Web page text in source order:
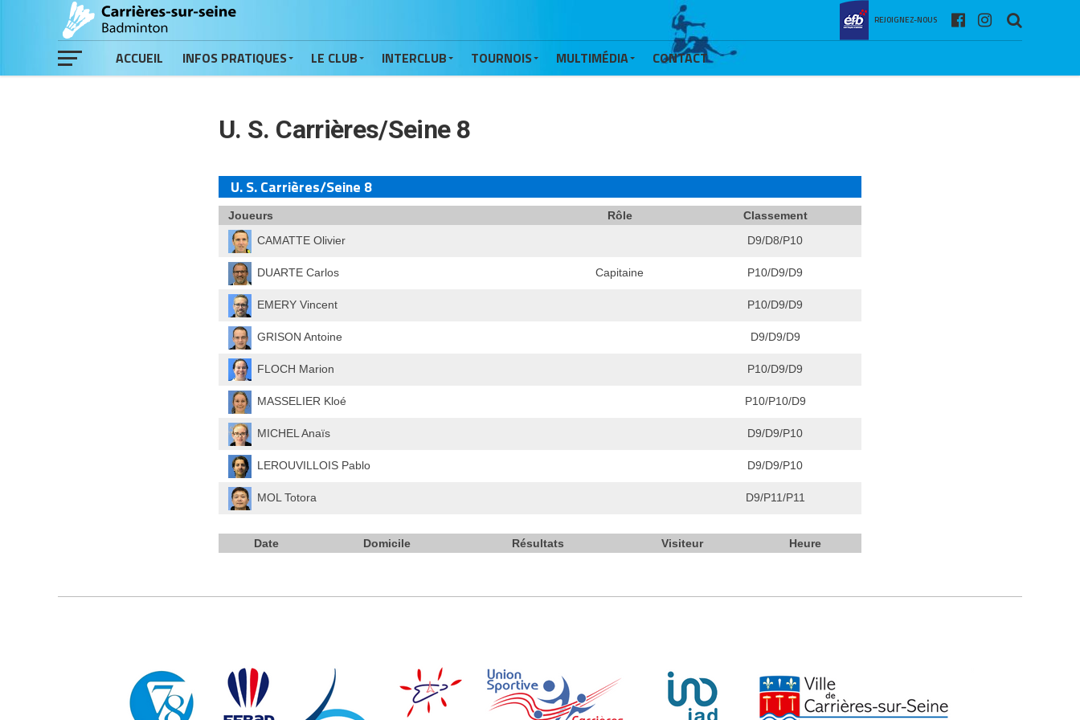
REJOIGNEZ-NOUS
ACCUEIL INFOS PRATIQUES LE CLUB INTERCLUB TOURNOIS MULTIMÉDIA CONTACT
U. S. Carrières/Seine 8
U. S. Carrières/Seine 8
Joueurs Rôle
Classement
CAMATTE Olivier
D9/D8/P10
DUARTE Carlos Capitaine P10/D9/D9
EMERY Vincent P10/D9/D9
GRISON Antoine D9/D9/D9
FLOCH Marion P10/D9/D9
MASSELIER Kloé P10/P10/D9
MICHEL Anaïs D9/D9/P10
LEROUVILLOIS Pablo D9/D9/P10
MOL Totora D9/P11/P11
Date Domicile Résultats Visiteur Heure